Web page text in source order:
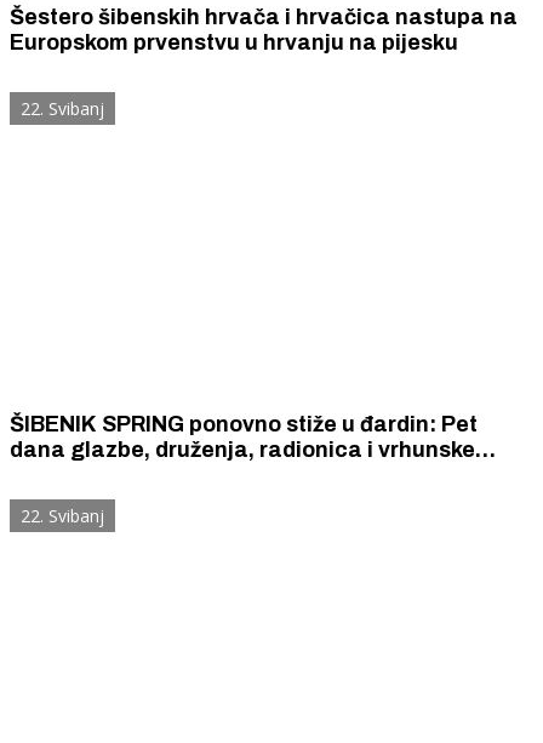
Šestero šibenskih hrvača i hrvačica nastupa na
Europskom prvenstvu u hrvanju na pijesku
22. Svibanj
ŠIBENIK SPRING ponovno stiže u đardin: Pet
dana glazbe, druženja, radionica i vrhunske
22. Svibanj